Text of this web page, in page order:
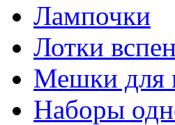
Лампочки
Лотки
Мешки для
Наборы